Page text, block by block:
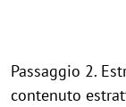
Passaggio 2.
contenuto